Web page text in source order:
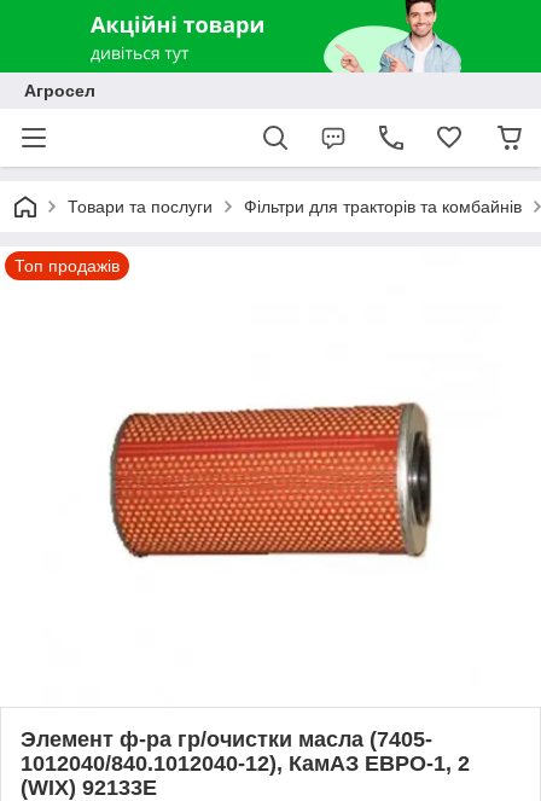
Агросел
Товари та послуги Фільтри для тракторів та комбайнів
Топ продажів
Элемент ф-ра гр/очистки масла (7405-
1012040/840.1012040-12), КамАЗ ЕВРО-1, 2
(WIX) 92133E